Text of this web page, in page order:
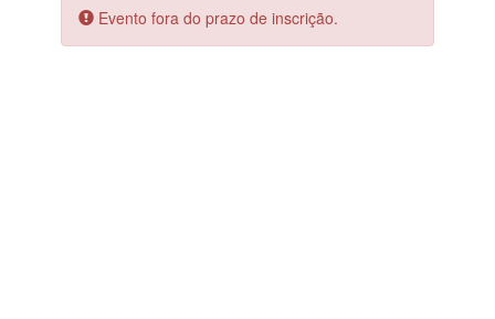
Erro:
Evento fora do prazo de inscrição.